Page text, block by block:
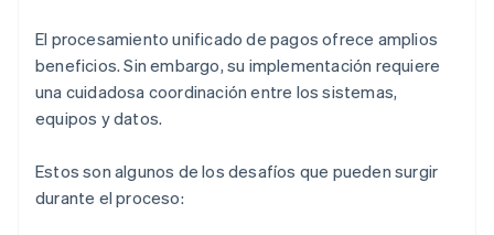
El procesamiento unificado de pagos ofrece amplios
beneficios. Sin embargo, su implementación requiere
una cuidadosa coordinación entre los sistemas,
equipos y datos.
Estos son algunos de los desafíos que pueden surgir
durante el proceso: